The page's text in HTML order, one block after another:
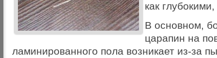
как
В основном,
царапин на
ламинированного пола возникает из-за